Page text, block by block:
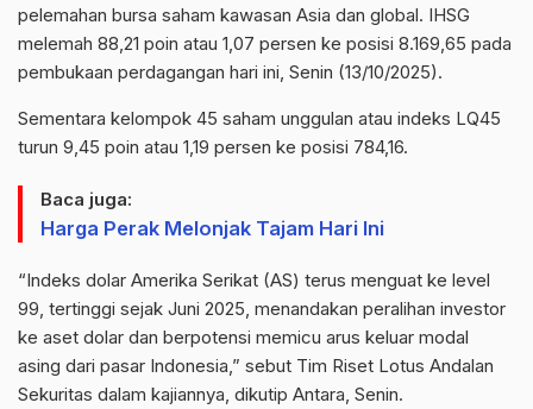
pelemahan bursa saham kawasan Asia dan global. IHSG
melemah 88,21 poin atau 1,07 persen ke posisi 8.169,65 pada
pembukaan perdagangan hari ini, Senin (13/10/2025).
Sementara kelompok 45 saham unggulan atau indeks LQ45
turun 9,45 poin atau 1,19 persen ke posisi 784,16.
Baca juga:
Harga Perak Melonjak Tajam Hari Ini
“Indeks dolar Amerika Serikat (AS) terus menguat ke level
99, tertinggi sejak Juni 2025, menandakan peralihan investor
ke aset dolar dan berpotensi memicu arus keluar modal
asing dari pasar Indonesia,” sebut Tim Riset Lotus Andalan
Sekuritas dalam kajiannya, dikutip Antara, Senin.